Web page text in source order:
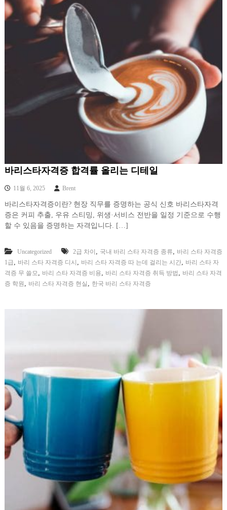
바리스타자격증 합격률 올리는 디테일
11월 6, 2025 Brent
바리스타자격증이란? 현장 직무를 증명하는 공식 신호 바리스타자격
증은 커피 추출, 우유 스티밍, 위생·서비스 전반을 일정 기준으로 수행
할 수 있음을 증명하는 자격입니다. […]
Uncategorized 2급 차이 , 국내 바리 스타 자격증 종류, 바리 스타 자격증
1급, 바리 스타 자격증 디시 , 바리 스타 자격증 따 는데 걸리는 시간, 바리 스타 자
격증 무 쓸모, 바리 스타 자격증 비용, 바리 스타 자격증 취득 방법 , 바리 스타 자격
증 학원 , 바리 스타 자격증 현실 , 한국 바리 스타 자격증